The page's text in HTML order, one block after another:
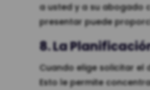
a usted y a su abogado
presentar puede
8. La
Cuando elige solicitar el
Esto le permite